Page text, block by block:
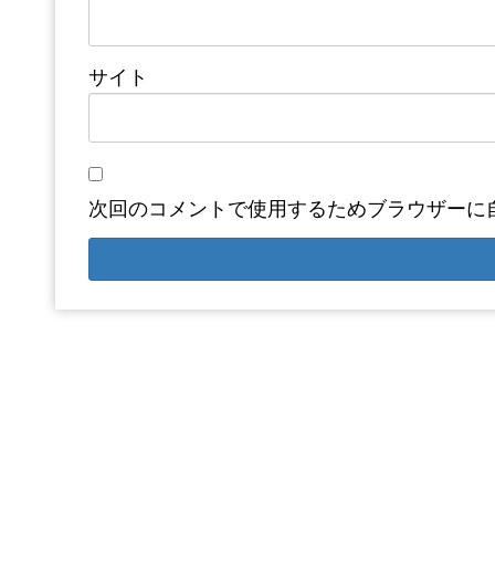
サイト
次回のコメントで使用するためブラウザー